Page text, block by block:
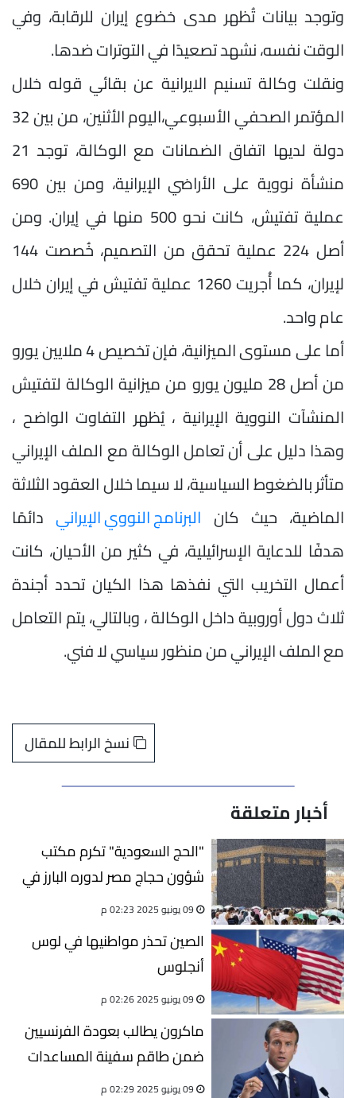
وتوجد بيانات تُظهر مدى خضوع إيران للرقابة، وفي
الوقت نفسه، نشهد تصعيدًا في التوترات ضدها.
ونقلت وكالة تسنيم الايرانية عن بقائي قوله خلال
المؤتمر الصحفي الأسبوعي،اليوم الأثنين، من بين 32
دولة لديها اتفاق الضمانات مع الوكالة، توجد 21
منشأة نووية على الأراضي الإيرانية، ومن بين 690
عملية تفتيش، كانت نحو 500 منها في إيران. ومن
أصل 224 عملية تحقق من التصميم، خُصصت 144
لإيران، كما أُجريت 1260 عملية تفتيش في إيران خلال
عام واحد.
أما على مستوى الميزانية، فإن تخصيص 4 ملايين يورو
من أصل 28 مليون يورو من ميزانية الوكالة لتفتيش
المنشآت النووية الإيرانية ، يُظهر التفاوت الواضح ،
وهذا دليل على أن تعامل الوكالة مع الملف الإيراني
متأثر بالضغوط السياسية، لا سيما خلال العقود الثلاثة
الماضية، حيث كان البرنامج النووي الإيرانيدائمًا
هدفًا للدعاية الإسرائيلية، في كثير من الأحيان، كانت
أعمال التخريب التي نفذها هذا الكيان تحدد أجندة
ثلاث دول أوروبية داخل الوكالة ، وبالتالي، يتم التعامل
مع الملف الإيراني من منظور سياسي لا فني.
نسخ الرابط للمقال
أخبار متعلقة
"الحج السعودية" تكرم مكتب
شؤون حجاج مصر لدوره البارز في
التواصل مع ضيوف الرحمن
09 يونيو 2025 02:23 م
الصين تحذر مواطنيها في لوس
أنجلوس
09 يونيو 2025 02:26 م
ماكرون يطالب بعودة الفرنسيين
ضمن طاقم سفينة المساعدات
"مادلين" التي اعترضتها إسرائيل
09 يونيو 2025 02:29 م